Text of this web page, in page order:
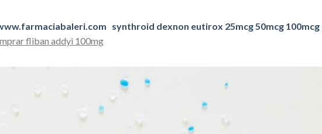
synthroid dexnon eutirox 25mcg 50mcg 100mcg
fliban addyi 100mg